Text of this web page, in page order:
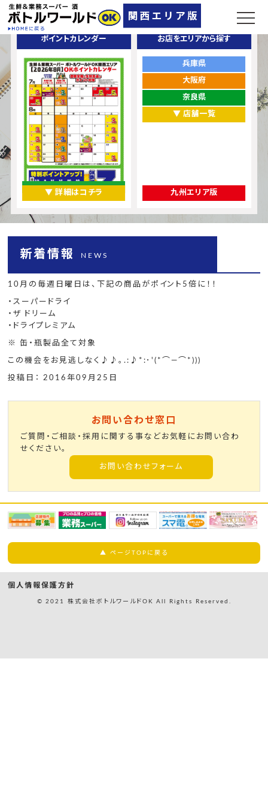
ポイントカレンダー
▼ 詳細はコチラ
お店をエリアから探す
兵庫県
大阪府
奈良県
▼ 店舗一覧
九州エリア版
新着情報 NEWS
10月の毎週日曜日は、下記の商品がポイント5倍に！！
・スーパードライ
・ザ ドリーム
・ドライプレミアム
※ 缶・瓶製品全て対象
この機会をお見逃しなく♪♪｡.:♪*:･'(*⌒―⌒*)))
投稿日： 2016年09月25日
お問い合わせ窓口
ご質問・ご相談・採用に関する事などお気軽にお問い合わ
せください。
お問い合わせフォーム
▲ ページTOPに戻る
個人情報保護方針
© 2021 株式会社ボトルワールドOK All Rights Reserved.